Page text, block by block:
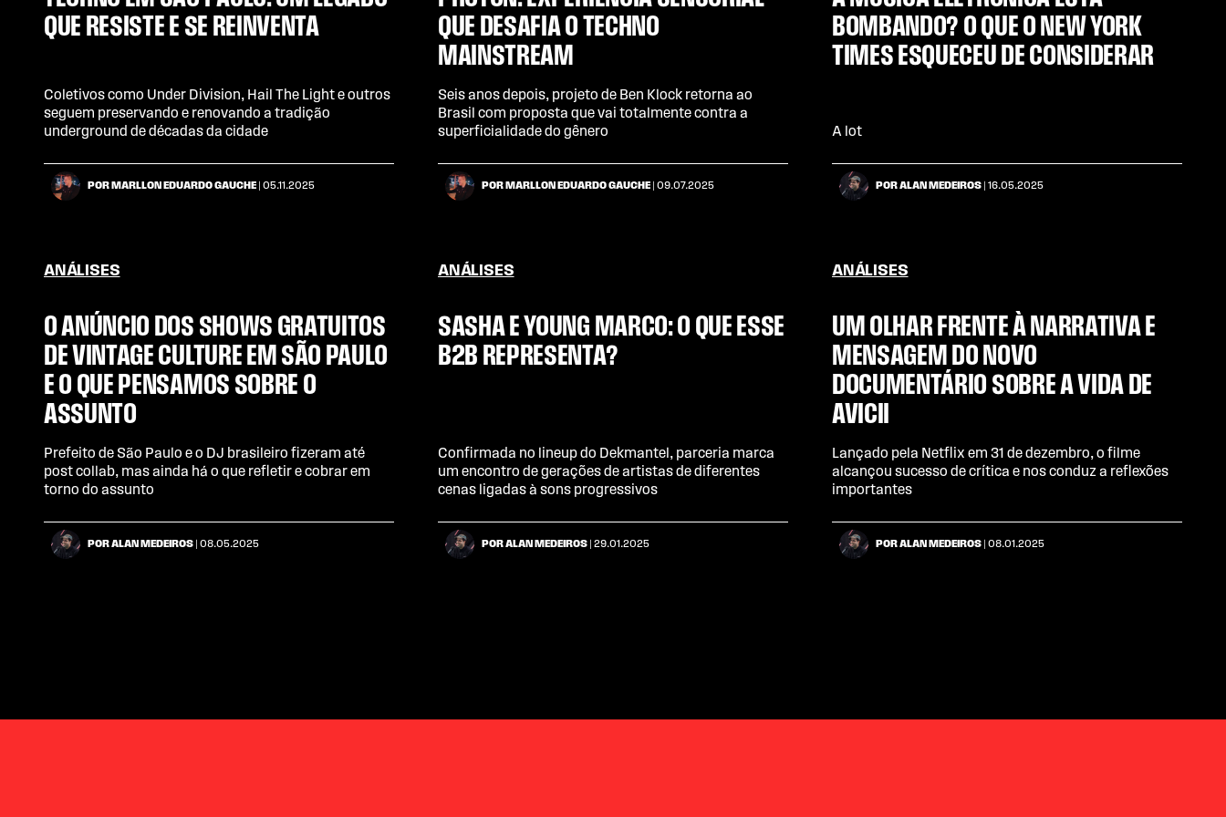
QUE RESISTE E SE REINVENTA
Coletivos como Under Division, Hail The Light e outros
seguem preservando e renovando a tradição
underground de décadas da cidade
POR MARLLON EDUARDO GAUCHE | 05.11.2025
QUE DESAFIA O TECHNO
MAINSTREAM
Seis anos depois, projeto de Ben Klock retorna ao
Brasil com proposta que vai totalmente contra a
superficialidade do gênero
POR MARLLON EDUARDO GAUCHE | 09.07.2025
BOMBANDO? O QUE O NEW YORK
TIMES ESQUECEU DE CONSIDERAR
A lot
POR ALAN MEDEIROS | 16.05.2025
ANÁLISES
O ANÚNCIO DOS SHOWS GRATUITOS
DE VINTAGE CULTURE EM SÃO PAULO
E O QUE PENSAMOS SOBRE O
ASSUNTO
Prefeito de São Paulo e o DJ brasileiro fizeram até
post collab, mas ainda há o que refletir e cobrar em
torno do assunto
POR ALAN MEDEIROS | 08.05.2025
ANÁLISES
SASHA E YOUNG MARCO: O QUE ESSE
B2B REPRESENTA?
Confirmada no lineup do Dekmantel, parceria marca
um encontro de gerações de artistas de diferentes
cenas ligadas à sons progressivos
POR ALAN MEDEIROS | 29.01.2025
ANÁLISES
UM OLHAR FRENTE À NARRATIVA E
MENSAGEM DO NOVO
DOCUMENTÁRIO SOBRE A VIDA DE
AVICII
Lançado pela Netflix em 31 de dezembro, o filme
alcançou sucesso de crítica e nos conduz a reflexões
importantes
POR ALAN MEDEIROS | 08.01.2025